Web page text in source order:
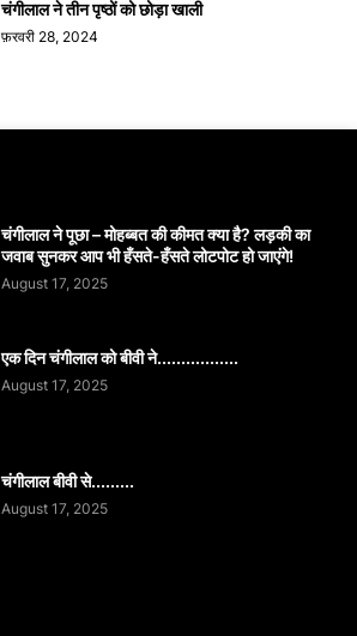
चंगीलाल ने तीन पृष्ठों को छोड़ा खाली
फ़रवरी 28, 2024
चंगीलाल ने पूछा – मोहब्बत की कीमत क्या है? लड़की का
जवाब सुनकर आप भी हँसते-हँसते लोटपोट हो जाएंगे!
August 17, 2025
एक दिन चंगीलाल को बीवी ने.................
August 17, 2025
चंगीलाल बीवी से.........
August 17, 2025